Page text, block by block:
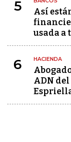
5
Así
usada a
6 HACIENDA
ADN